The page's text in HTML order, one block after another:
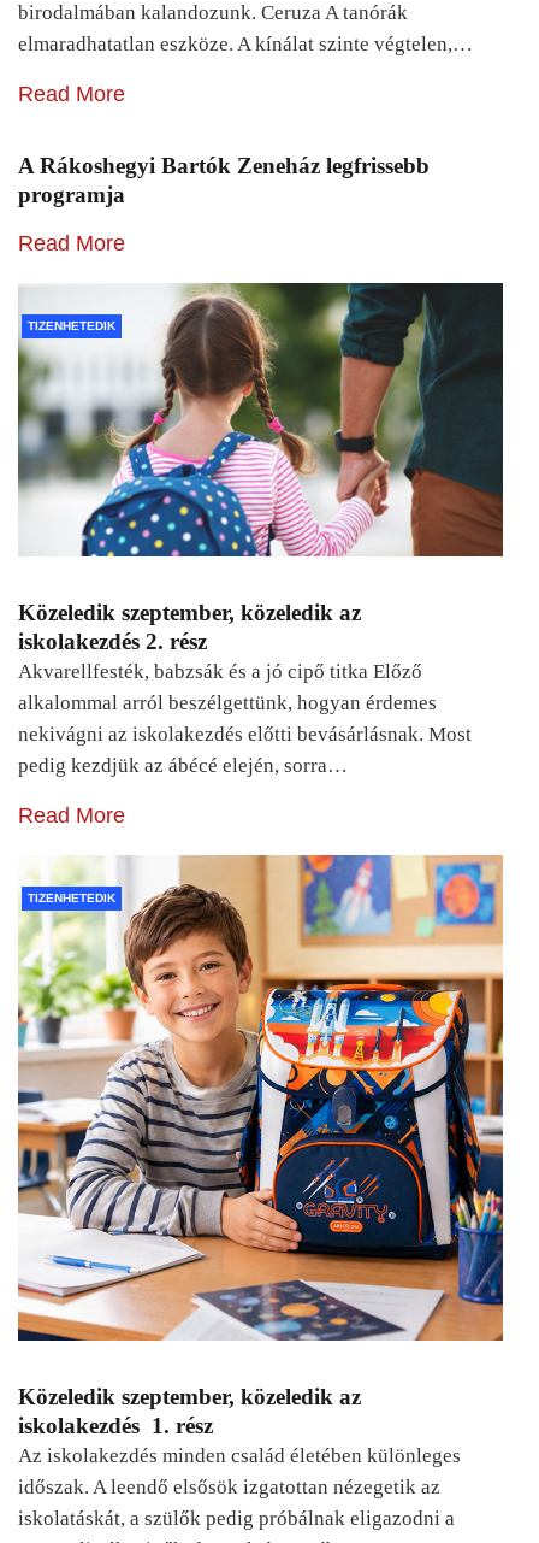
birodalmában kalandozunk. Ceruza A tanórák
elmaradhatatlan eszköze. A kínálat szinte végtelen,…
Read More
A Rákoshegyi Bartók Zeneház legfrissebb
programja
Read More
TIZENHETEDIK
Közeledik szeptember, közeledik az
iskolakezdés 2. rész
Akvarellfesték, babzsák és a jó cipő titka Előző
alkalommal arról beszélgettünk, hogyan érdemes
nekivágni az iskolakezdés előtti bevásárlásnak. Most
pedig kezdjük az ábécé elején, sorra…
Read More
TIZENHETEDIK
Közeledik szeptember, közeledik az
iskolakezdés 1. rész
Az iskolakezdés minden család életében különleges
időszak. A leendő elsősök izgatottan nézegetik az
iskolatáskát, a szülők pedig próbálnak eligazodni a